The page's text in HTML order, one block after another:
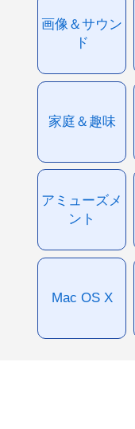
画像＆サウン
ド
家庭＆趣味
アミューズメ
ント
Mac OS X